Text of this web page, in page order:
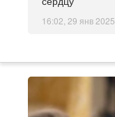
16:02, 29 янв 2025